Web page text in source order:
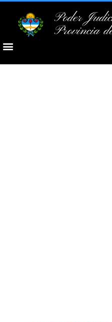
Poder
Provincia